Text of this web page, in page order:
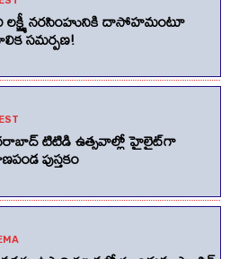
లక్ష్మీ నరసింహునికి దాసోహమంటూ
సమర్పణ!
టిటిడి ఉత్సవాల్లో హైలైట్‌గా
పుస్తకం